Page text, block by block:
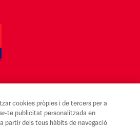
cookies pròpies i de tercers per a
te publicitat personalitzada en
partir dels teus hàbits de navegació